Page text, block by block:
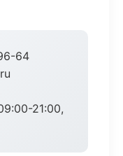
64
21:00,